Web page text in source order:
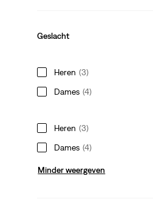
Geslacht
Heren (3)
Dames (4)
Heren (3)
Dames (4)
Minder weergeven